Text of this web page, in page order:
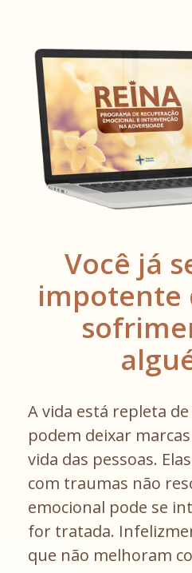
Você já
impotente
A vida está repleta
podem deixar
vida das pessoas.
com traumas não
emocional pode se
for tratada.
que não melhoram